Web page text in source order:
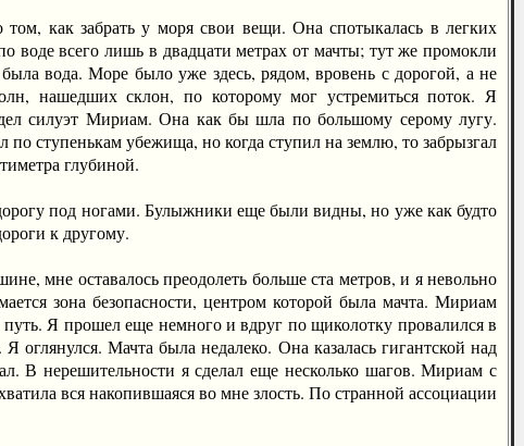
как забрать у моря свои вещи. Она спотыкалась в легких
воде всего лишь в двадцати метрах от мачты; тут же промокли
вода. Море было уже здесь, рядом, вровень с дорогой, а не
нашедших склон, по которому мог устремиться поток. Я
силуэт Мириам. Она как бы шла по большому серому лугу.
ступенькам убежища, но когда ступил на землю, то забрызгал
глубиной.
под ногами. Булыжники еще были видны, но уже как будто
к другому.
мне оставалось преодолеть больше ста метров, и я невольно
зона безопасности, центром которой была мачта. Мириам
путь. Я прошел еще немного и вдруг по щиколотку провалился в
оглянулся. Мачта была недалеко. Она казалась гигантской над
В нерешительности я сделал еще несколько шагов. Мириам с
вся накопившаяся во мне злость. По странной ассоциации